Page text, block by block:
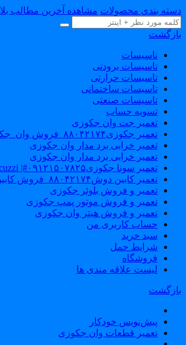
بندی محصولات مشاهده آخرین مطالب بلاگ
تاسیسات
تاسیسات برودتی
تاسیسات حرارتی
تاسیسات ساختمانی
تاسیسات صنعتی
تسویه حساب
تعمیر جت وان جکوزی
تعمیر جکوزی۸۸۰۴۲۱۷۴_فروش وان_جکوزی
تعمیر خرابی برد مدار وان جکوزی
تعمیر خرابی برد مدار وان جکوزی
تعمیر سونا جکوزی۰۹۱۲۱۵۰۷۸۲۵#| Sauna | Jacuzzi
تعمیر کابین دوش۸۸۰۴۲۱۷۴_فروش کابین دوش
تعمیر و فروش بلوئر جکوزی
تعمیر و فروش موتور پمپ جکوزی
تعمیر و فروش هیتر وان جکوزی
حساب کاربری من
سبد خرید
شرایط حمل
فروشگاه
لیست علاقه مندی ها
پیش‌نویس خودکار
تعمیر قطعات وان جکوزی